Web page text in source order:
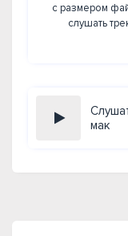
с размером
слушать
мак